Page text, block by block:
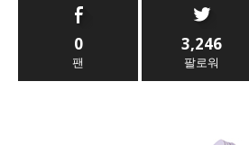
0
팬
3,246
팔로워